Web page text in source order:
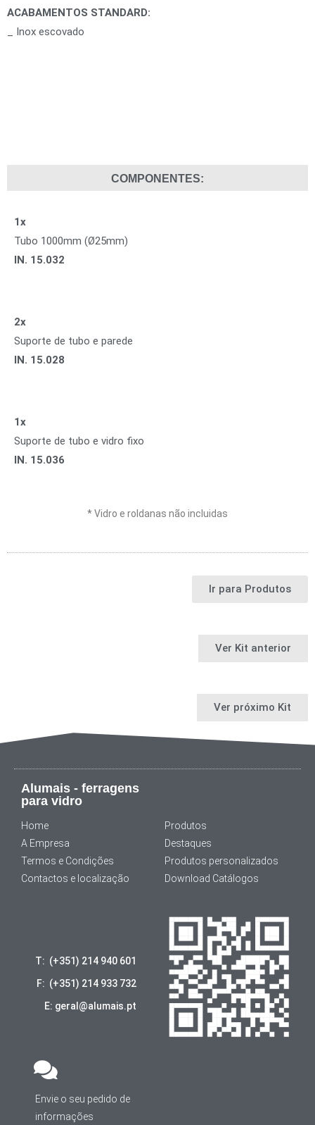
ACABAMENTOS STANDARD:
_ Inox escovado
COMPONENTES:
1x
Tubo 1000mm (Ø25mm)
IN. 15.032
2x
Suporte de tubo e parede
IN. 15.028
1x
Suporte de tubo e vidro fixo
IN. 15.036
* Vidro e roldanas não incluidas
Ir para Produtos
Ver Kit anterior
Ver próximo Kit
Alumais - ferragens
para vidro
Home
A Empresa
Termos e Condições
Contactos e localização
Produtos
Destaques
Produtos personalizados
Download Catálogos
T: (+351) 214 940 601
F: (+351) 214 933 732
E: geral@alumais.pt
Envie o seu pedido de
informações